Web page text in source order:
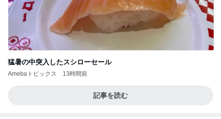
猛暑の中突入したスシローセール
Amebaトピックス 13時間前
記事を読む